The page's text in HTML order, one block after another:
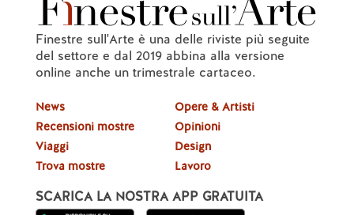
Finestre sull'Arte è una delle riviste più seguite
del settore e dal 2019 abbina alla versione
online anche un trimestrale cartaceo.
News
Recensioni mostre
Viaggi
Trova mostre
Opere & Artisti
Opinioni
Design
Lavoro
SCARICA LA NOSTRA APP GRATUITA